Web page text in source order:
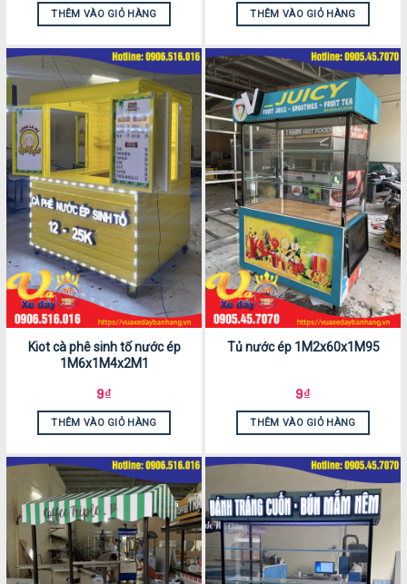
THÊM VÀO GIỎ HÀNG THÊM VÀO GIỎ HÀNG
Kiot cà phê sinh tố nước ép
1M6x1M4x2M1
9₫
THÊM VÀO GIỎ HÀNG
Tủ nước ép 1M2x60x1M95
9₫
THÊM VÀO GIỎ HÀNG